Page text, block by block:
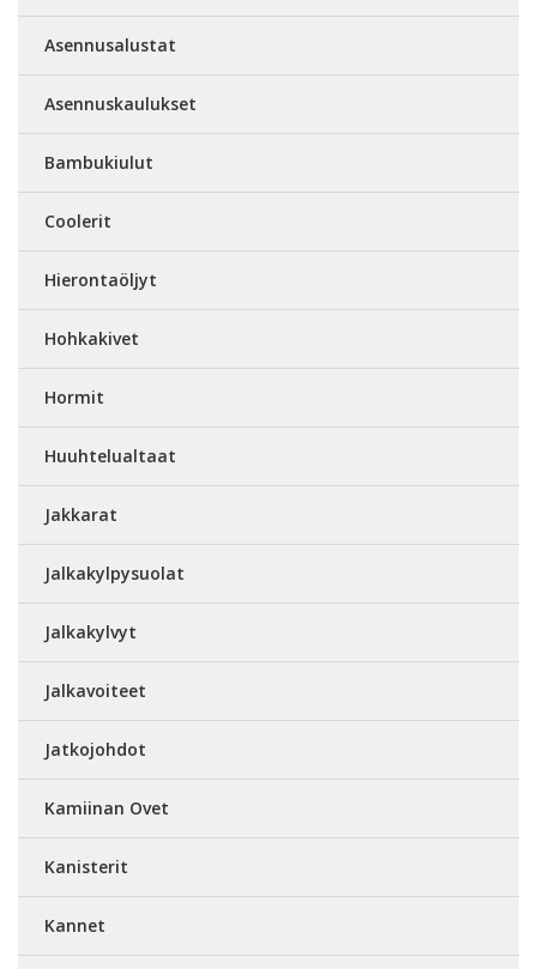
Asennusalustat
Asennuskaulukset
Bambukiulut
Coolerit
Hierontaöljyt
Hohkakivet
Hormit
Huuhtelualtaat
Jakkarat
Jalkakylpysuolat
Jalkakylvyt
Jalkavoiteet
Jatkojohdot
Kamiinan Ovet
Kanisterit
Kannet